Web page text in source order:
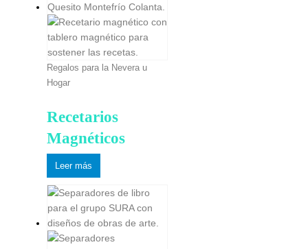
Regalos para la Nevera u
Hogar
Recetarios
Magnéticos
Leer más